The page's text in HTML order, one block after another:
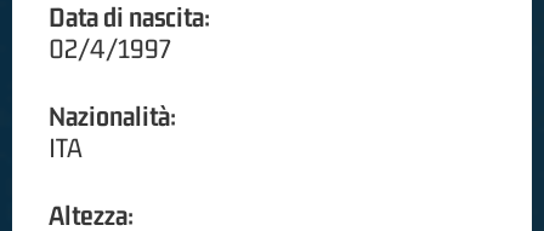
Data di nascita:
02/4/1997
Nazionalità:
ITA
Altezza: